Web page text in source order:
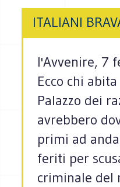
ITALIANI
l'Avvenire, 7
Ecco chi
Palazzo dei
avrebbero
primi ad
feriti per
criminale del